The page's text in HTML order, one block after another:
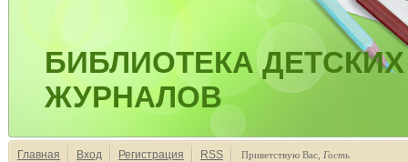
БИБЛИОТЕКА ДЕТСКИХ
ЖУРНАЛОВ
Главная Вход Регистрация RSS Приветствую Вас Гость